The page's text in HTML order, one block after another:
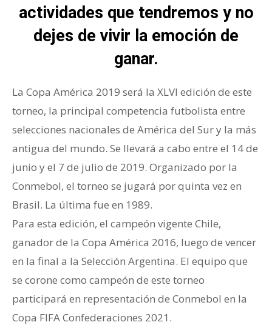
actividades que tendremos y no
dejes de vivir la emoción de
ganar.
La Copa América 2019 será la XLVI edición de este
torneo, la principal competencia futbolista entre
selecciones nacionales de América del Sur y la más
antigua del mundo. Se llevará a cabo entre el 14 de
junio y el 7 de julio de 2019. Organizado por la
Conmebol, el torneo se jugará por quinta vez en
Brasil. La última fue en 1989.
Para esta edición, el campeón vigente Chile,
ganador de la Copa América 2016, luego de vencer
en la final a la Selección Argentina. El equipo que
se corone como campeón de este torneo
participará en representación de Conmebol en la
Copa FIFA Confederaciones 2021.